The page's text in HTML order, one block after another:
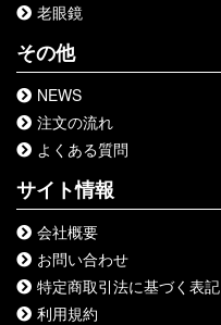
老眼鏡
その他
NEWS
注文の流れ
よくある質問
サイト情報
会社概要
お問い合わせ
特定商取引法に基づく表記
利用規約